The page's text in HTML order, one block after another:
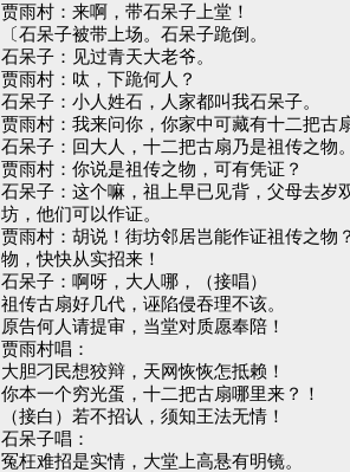
贾雨村：来啊，带石呆子上堂！
〔石呆子被带上场。石呆子跪倒。
石呆子：见过青天大老爷。
贾雨村：呔，下跪何人？
石呆子：小人姓石，人家都叫我石呆子。
贾雨村：我来问你，你家中可藏有十二把古
石呆子：回大人，十二把古扇乃是祖传之物
贾雨村：你说是祖传之物，可有凭证？
石呆子：这个嘛，祖上早已见背，父母去岁
坊，他们可以作证。
贾雨村：胡说！街坊邻居岂能作证祖传之物
物，快快从实招来！
石呆子：啊呀，大人哪，（接唱）
祖传古扇好几代，诬陷侵吞理不该。
原告何人请提审，当堂对质愿奉陪！
贾雨村唱：
大胆刁民想狡辩，天网恢恢怎抵赖！
你本一个穷光蛋，十二把古扇哪里来？！
（接白）若不招认，须知王法无情！
石呆子唱：
冤枉难招是实情，大堂上高悬有明镜。